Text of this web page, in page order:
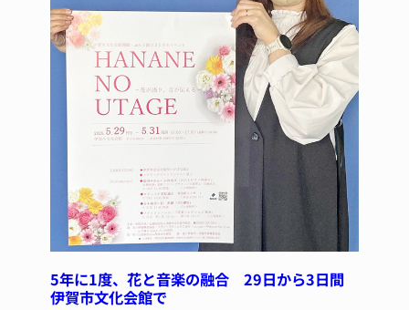
5年に1度、花と音楽の融合 29日から3日間
伊賀市文化会館で